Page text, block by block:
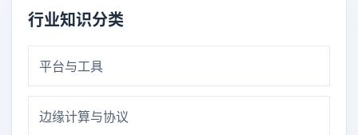
行业知识分类
平台与工具
边缘计算与协议